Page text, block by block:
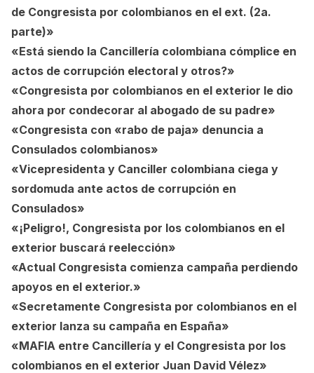
de Congresista por colombianos en el ext. (2a.
parte)»
«Está siendo la Cancillería colombiana cómplice en
actos de corrupción electoral y otros?»
«Congresista por colombianos en el exterior le dio
ahora por condecorar al abogado de su padre»
«Congresista con «rabo de paja» denuncia a
Consulados colombianos»
«Vicepresidenta y Canciller colombiana ciega y
sordomuda ante actos de corrupción en
Consulados»
«¡Peligro!, Congresista por los colombianos en el
exterior buscará reelección»
«Actual Congresista comienza campaña perdiendo
apoyos en el exterior.»
«Secretamente Congresista por colombianos en el
exterior lanza su campaña en España»
«MAFIA entre Cancillería y el Congresista por los
colombianos en el exterior Juan David Vélez»